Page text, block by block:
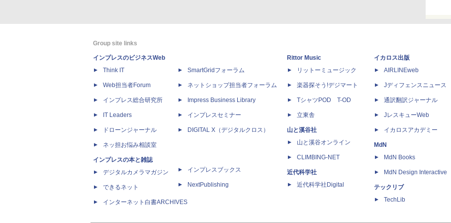
Group site links
インプレスのビジネスWeb
Think IT
Web担当者Forum
インプレス総合研究所
IT Leaders
ドローンジャーナル
ネッ担お悩み相談室
インプレスの本と雑誌
デジタルカメラマガジン
できるネット
インターネット白書ARCHIVES
SmartGridフォーラム
ネットショップ担当者フォーラム
Impress Business Library
インプレスセミナー
DIGITAL X（デジタルクロス）
インプレスブックス
NextPublishing
Rittor Music
リットーミュージック
楽器探そう!デジマート
TシャツPOD T-OD
立東舎
山と溪谷社
山と溪谷オンライン
CLIMBING-NET
近代科学社
近代科学社Digital
イカロス出版
AIRLINEweb
Jディフェンスニュース
通訳翻訳ジャーナル
JレスキューWeb
イカロスアカデミー
MdN
MdN Books
MdN Design Interactive
テックリブ
TechLib